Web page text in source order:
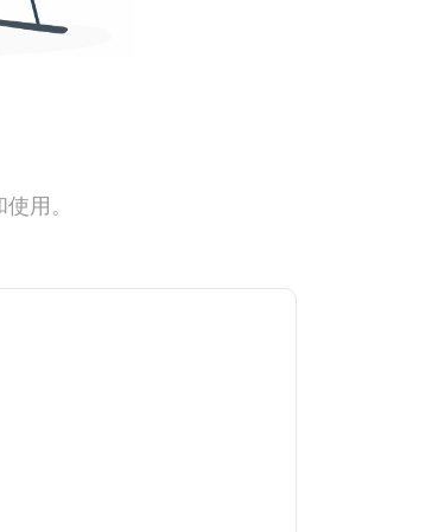
用。